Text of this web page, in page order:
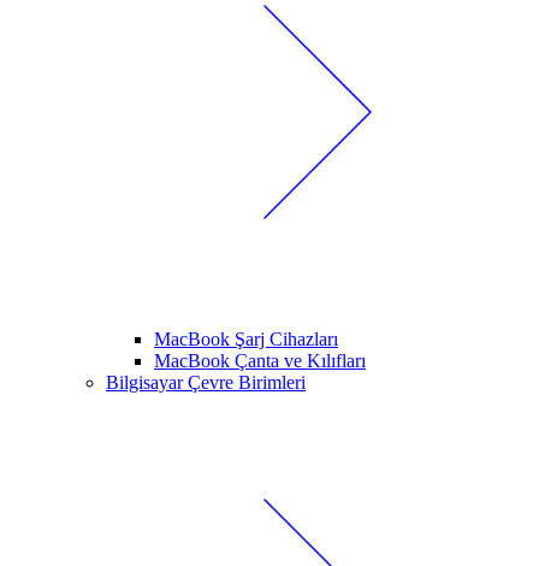
MacBook Şarj Cihazları
MacBook Çanta ve Kılıfları
Bilgisayar Çevre Birimleri